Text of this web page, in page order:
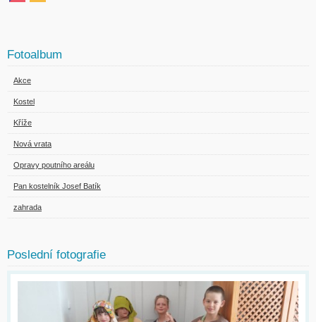
Fotoalbum
Akce
Kostel
Kříže
Nová vrata
Opravy poutního areálu
Pan kostelník Josef Batík
zahrada
Poslední fotografie